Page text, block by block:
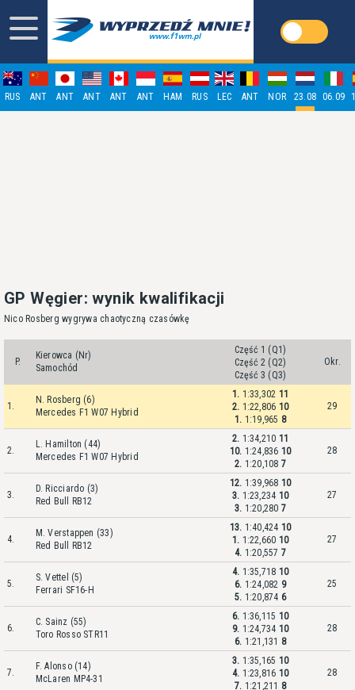
RUS ANT ANT ANT ANT ANT HAM RUS LEC ANT NOR 23.08 06.09
GP Węgier: wynik kwalifikacji
Nico Rosberg wygrywa chaotyczną czasówkę
P.
Kierowca (Nr)
Samochód
Część 1 (Q1)
Część 2 (Q2)
Część 3 (Q3)
Okr.
1.
N. Rosberg (6)
Mercedes F1 W07 Hybrid
1. 1:33,302 11
2. 1:22,806 10
1. 1:19,965 8
29
2.
L. Hamilton (44)
Mercedes F1 W07 Hybrid
2. 1:34,210 11
10. 1:24,836 10
2. 1:20,108 7
28
3.
D. Ricciardo (3)
Red Bull RB12
12. 1:39,968 10
3. 1:23,234 10
3. 1:20,280 7
27
4.
M. Verstappen (33)
Red Bull RB12
13. 1:40,424 10
1. 1:22,660 10
4. 1:20,557 7
27
5.
S. Vettel (5)
Ferrari SF16-H
4. 1:35,718 10
6. 1:24,082 9
5. 1:20,874 6
25
6.
C. Sainz (55)
Toro Rosso STR11
6. 1:36,115 10
9. 1:24,734 10
6. 1:21,131 8
28
7.
F. Alonso (14)
McLaren MP4-31
3. 1:35,165 10
4. 1:23,816 10
7. 1:21,211 8
28